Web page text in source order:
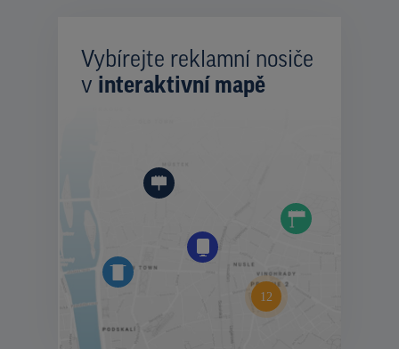
Vybírejte reklamní nosiče
v interaktivní mapě